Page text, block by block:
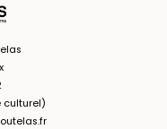
culturel)